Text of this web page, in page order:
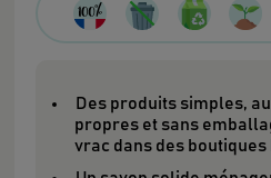
Des produits simples,
propres et sans
vrac dans des boutiques